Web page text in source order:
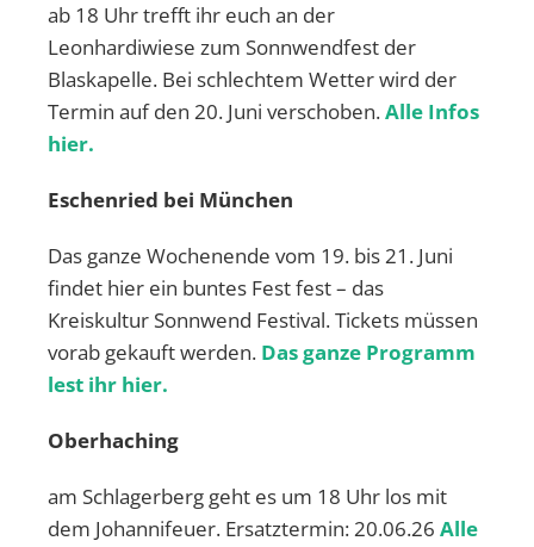
ab 18 Uhr trefft ihr euch an der
Leonhardiwiese zum Sonnwendfest der
Blaskapelle. Bei schlechtem Wetter wird der
Termin auf den 20. Juni verschoben.Alle Infos
hier.
Eschenried bei München
Das ganze Wochenende vom 19. bis 21. Juni
findet hier ein buntes Fest fest – das
Kreiskultur Sonnwend Festival. Tickets müssen
vorab gekauft werden. Das ganze Programm
lest ihr hier.
Oberhaching
am Schlagerberg geht es um 18 Uhr los mit
dem Johannifeuer. Ersatztermin: 20.06.26 Alle